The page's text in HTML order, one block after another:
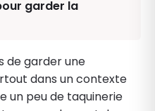
garder la
de garder une
dans un contexte
un peu de taquinerie